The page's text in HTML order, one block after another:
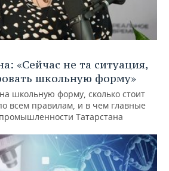
«Сейчас не та ситуация,
школьную форму»
школьную форму, сколько стоит
всем правилам, и в чем главные
Татарстана